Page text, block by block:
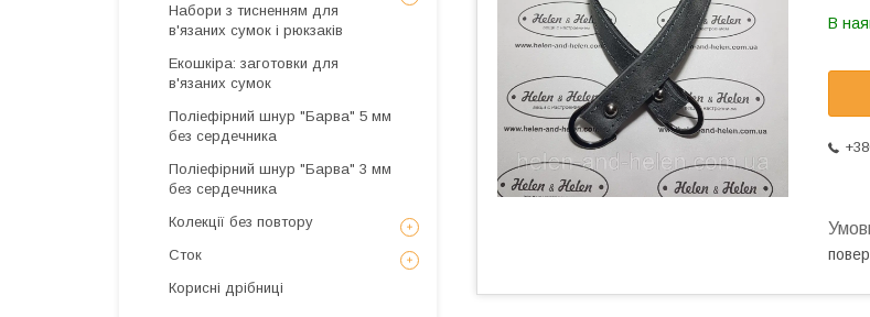
В
Набори з тисненням для
в'язаних сумок і рюкзаків
Екошкіра: заготовки для
в'язаних сумок
Поліефірний шнур "Барва" 5 мм
без сердечника
Поліефірний шнур "Барва" 3 мм
без сердечника
Колекції без повтору
Сток
Корисні дрібниці